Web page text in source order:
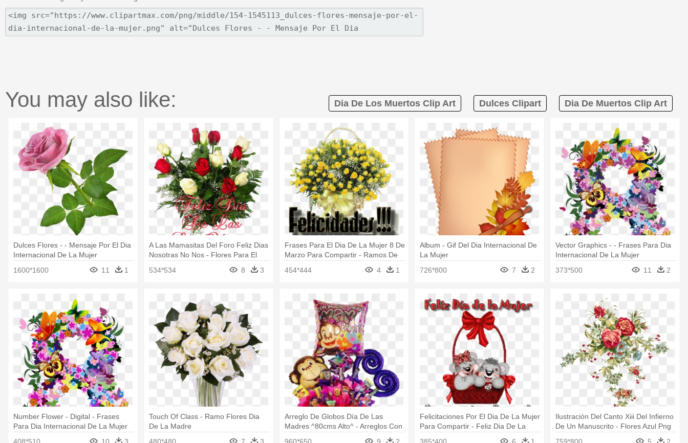
You may also like: Dia De Los Muertos Clip Art Dulces Clipart Dia De Muertos Clip Art
Dulces Flores - - Mensaje Por El Dia
Internacional De La Mujer
1600*1600
11 1
A Las Mamasitas Del Foro Feliz Dias
Nosotras No Nos - Flores Para El
534*534 8 3
Frases Para El Dia De La Mujer 8 De
Marzo Para Compartir - Ramos De
454*444 4 1
Album - Gif Del Dia Internacional De
La Mujer
726*800
7 2
Vector Graphics - - Frases Para Dia
Internacional De La Mujer
373*500
11 2
Number Flower - Digital - Frases
Para Dia Internacional De La Mujer
Touch Of Class - Ramo Flores Dia
De La Madre
Arreglo De Globos Día De Las
Madres ^80cms Alto^ - Arreglos Con
Felicitaciones Por El Dia De La Mujer
Para Compartir - Feliz Dia De La
Ilustración Del Canto Xiii Del Infierno
De Un Manuscrito - Flores Azul Png